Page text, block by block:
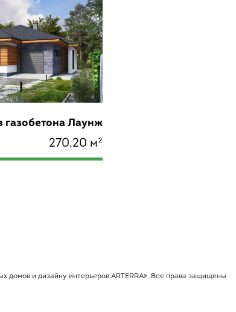
газобетона Лаунж
270,20 м²
домов и дизайну интерьеров АRТЕRRA». Все права защищены